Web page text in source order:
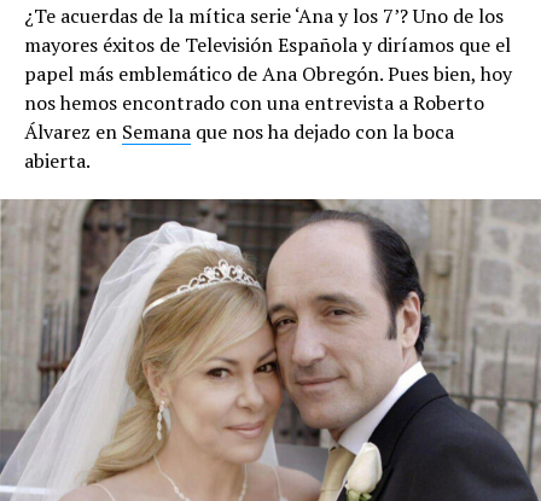
¿Te acuerdas de la mítica serie ‘Ana y los 7’? Uno de los
mayores éxitos de Televisión Española y diríamos que el
papel más emblemático de Ana Obregón. Pues bien, hoy
nos hemos encontrado con una entrevista a Roberto
Álvarez en Semana que nos ha dejado con la boca
abierta.